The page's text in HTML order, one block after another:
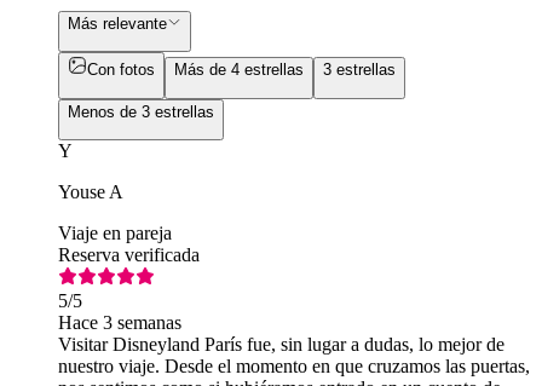
Más relevante
Con fotos Más de 4 estrellas 3 estrellas
Menos de 3 estrellas
Y
Youse A
Viaje en pareja
Reserva verificada
5/5
Hace 3 semanas
Visitar Disneyland París fue, sin lugar a dudas, lo mejor de
nuestro viaje. Desde el momento en que cruzamos las puertas,